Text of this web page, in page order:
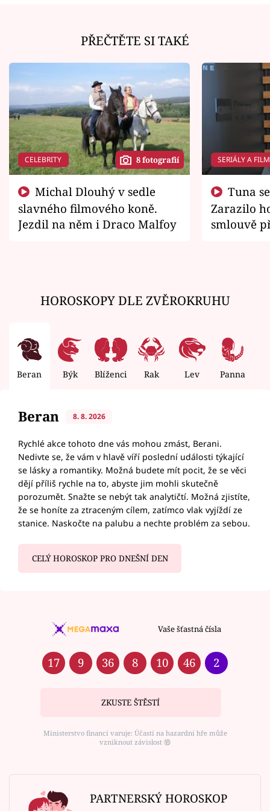
PŘEČTĚTE SI TAKÉ
CELEBRITY 8 fotografií
slavného filmového koně.
Jezdil na něm i Draco Malfoy
SERIÁLY A
Zarazilo
smlouvě
HOROSKOPY DLE ZVĚROKRUHU
Beran Býk Blíženci Rak Lev Panna
Beran 8. 8. 2026
Rychlé akce tohoto dne vás mohou zmást, Berani.
Nedivte se, že vám v hlavě víří poslední události týkající
se lásky a romantiky. Možná budete mít pocit, že se věci
dějí příliš rychle na to, abyste jim mohli skutečně
porozumět. Snažte se nebýt tak analytičtí. Možná zjistíte,
že se honíte za ztraceným cílem, zatímco vlak vyjíždí ze
stanice. Naskočte na palubu a nechte problém za sebou.
CELÝ HOROSKOP PRO DNEŠNÍ DEN
Vaše šťastná čísla
17 9 36 8 10 46 2
ZKUSTE ŠTĚSTÍ
Ministerstvo financí varuje: Účastí na hazardní hře může
vzniknout závislost ⑱
PARTNERSKÝ HOROSKOP